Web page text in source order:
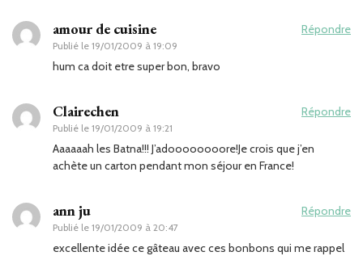
amour de cuisine
Publié le 19/01/2009 à 19:09
Répondre
hum ca doit etre super bon, bravo
Clairechen
Publié le 19/01/2009 à 19:21
Répondre
Aaaaaah les Batna!!! J’adoooooooore!Je crois que j’en
achète un carton pendant mon séjour en France!
ann ju
Publié le 19/01/2009 à 20:47
Répondre
excellente idée ce gâteau avec ces bonbons qui me rappel